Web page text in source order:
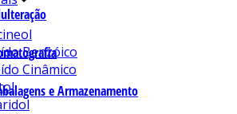
e Armazenamento
Benzóico
Cinâmico